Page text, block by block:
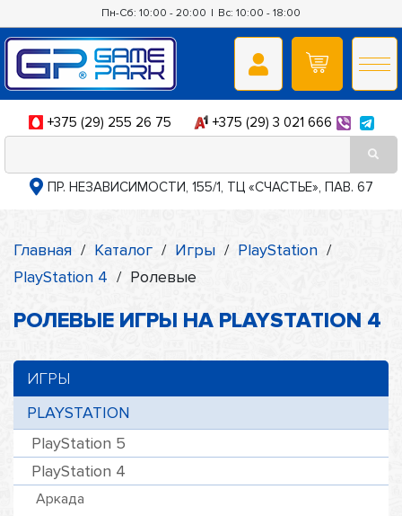
Пн-Сб: 10:00 - 20:00 | Вс: 10:00 - 18:00
+375 (29) 255 26 75 +375 (29) 3 021 666
ПР. НЕЗАВИСИМОСТИ, 155/1, ТЦ «СЧАСТЬЕ», ПАВ. 67
Главная / Каталог / Игры / PlayStation /
PlayStation 4 / Ролевые
РОЛЕВЫЕ ИГРЫ НА PLAYSTATION 4
ИГРЫ
PLAYSTATION
PlayStation 5
PlayStation 4
Аркада